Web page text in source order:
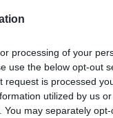
processing of your
use the below opt-out
request is processed
utilized by us
may separately
ali je za kreacijo
volilni listek, res
da je
in
na svoji spletni